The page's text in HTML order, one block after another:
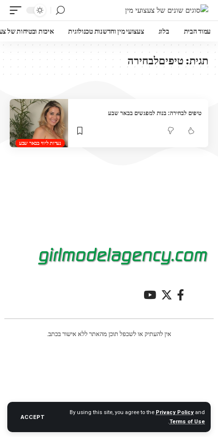
By using this site, you agree to the Privacy Policy and
Terms of Use
.
ACCEPT
עמוד הבית בלוג צעצועי מין וחדשנות טכנולוגית איכות ובטיחות של
תגית:טיפיםלבחירה
נערות ליווי בבאר שבע
טיפים לבחירה: בנות למפגשים בבאר שבע
אין להעתיק או לשכפל תוכן מהאתר ללא אישור בכתב.